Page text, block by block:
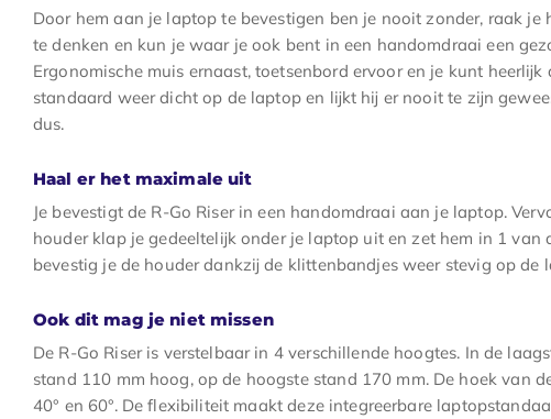
Door hem aan je laptop te bevestigen ben je nooit zonder, raak
te denken en kun je waar je ook bent in een handomdraai een
Ergonomische muis ernaast, toetsenbord ervoor en je kunt
standaard weer dicht op de laptop en lijkt hij er nooit te zijn
dus.
Haal er het maximale uit
Je bevestigt de R-Go Riser in een handomdraai aan je laptop.
houder klap je gedeeltelijk onder je laptop uit en zet hem in 1 van
bevestig je de houder dankzij de klittenbandjes weer stevig op de
Ook dit mag je niet missen
De R-Go Riser is verstelbaar in 4 verschillende hoogtes. In de
stand 110 mm hoog, op de hoogste stand 170 mm. De hoek van
40° en 60°. De flexibiliteit maakt deze integreerbare